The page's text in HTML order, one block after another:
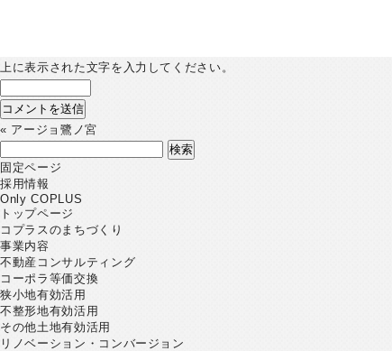
上に表示された文字を入力してください。
« アージョ鷺ノ宮
検
索:
固定ページ
採用情報
Only COPLUS
トップページ
コプラスのまちづくり
事業内容
不動産コンサルティング
コーポラ等価交換
狭小地有効活用
不整形地有効活用
その他土地有効活用
リノベーション・コンバージョン